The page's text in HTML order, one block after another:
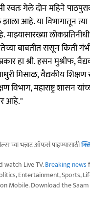
गेले दोन महिने
आहे. या विभागातून
बाबतीत ससून किती
हा श्री. हसन मुश्रीफ,
माधुरी मिसाळ, वैद्यकीय शिक्षण
विभाग, महाराष्ट्र शासन
आहे."
भन्नाट ऑफर्स पाहण्यासाठी
watch Live TV.Breaking news
Entertainment, Sports,
on Mobile. Download the